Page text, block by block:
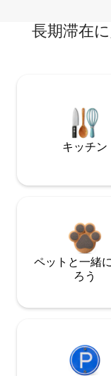
長期滞在
キッチン
ペットと一緒
ろう